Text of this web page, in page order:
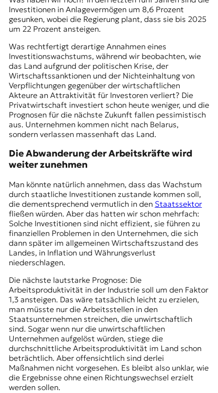
Investitionen in Anlagevermögen um 8,6 Prozent
gesunken, wobei die Regierung plant, dass sie bis 2025
um 22 Prozent ansteigen.
Was rechtfertigt derartige Annahmen eines
Investitionswachstums, während wir beobachten, wie
das Land aufgrund der politischen Krise, der
Wirtschaftssanktionenund der Nichteinhaltung von
Verpflichtungen gegenüber der wirtschaftlichen
Akteure an Attraktivität für Investoren verliert? Die
Privatwirtschaft investiert schon heute weniger, und die
Prognosen für die nächste Zukunft fallen pessimistisch
aus. Unternehmen kommen nicht nach Belarus,
sondern verlassen massenhaft das Land.
Die Abwanderung der Arbeitskräfte wird
weiter zunehmen
Man könnte natürlich annehmen, dass das Wachstum
durch staatliche Investitionen zustande kommen soll,
die dementsprechend vermutlich in den Staatssektor
fließen würden. Aber das hatten wir schon mehrfach:
Solche Investitionen sind nicht effizient, sie führen zu
finanziellen Problemen in den Unternehmen, die sich
dann später im allgemeinen Wirtschaftszustand des
Landes, in Inflation und Währungsverlust
niederschlagen.
Die nächste lautstarke Prognose: Die
Arbeitsproduktivität in der Industrie soll um den Faktor
1,3 ansteigen. Das wäre tatsächlich leicht zu erzielen,
man müsste nur die Arbeitsstellen in den
Staatsunternehmen streichen, die unwirtschaftlich
sind. Sogar wenn nur die unwirtschaftlichen
Unternehmen aufgelöst würden, stiege die
durchschnittliche Arbeitsproduktivität im Land schon
beträchtlich. Aber offensichtlich sind derlei
Maßnahmen nicht vorgesehen. Es bleibt also unklar, wie
die Ergebnisse ohne einen Richtungswechsel erzielt
werden sollen.